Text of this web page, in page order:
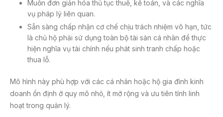
Muốn đơn giản hóa thủ tục thuế, kế toán, và các nghĩa
vụ pháp lý liên quan.
Sẵn sàng chấp nhận cơ chế chịu trách nhiệm vô hạn, tức
là chủ hộ phải sử dụng toàn bộ tài sản cá nhân để thực
hiện nghĩa vụ tài chính nếu phát sinh tranh chấp hoặc
thua lỗ.
Mô hình này phù hợp với các cá nhân hoặc hộ gia đình kinh
doanh ổn định ở quy mô nhỏ, ít mở rộng và ưu tiên tính linh
hoạt trong quản lý.